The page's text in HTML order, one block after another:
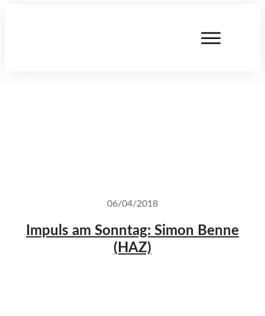
06/04/2018
Impuls am Sonntag: Simon Benne
(HAZ)